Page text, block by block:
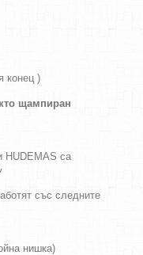
конец )
щампиран
HUDEMAS са
със следните
нишка)